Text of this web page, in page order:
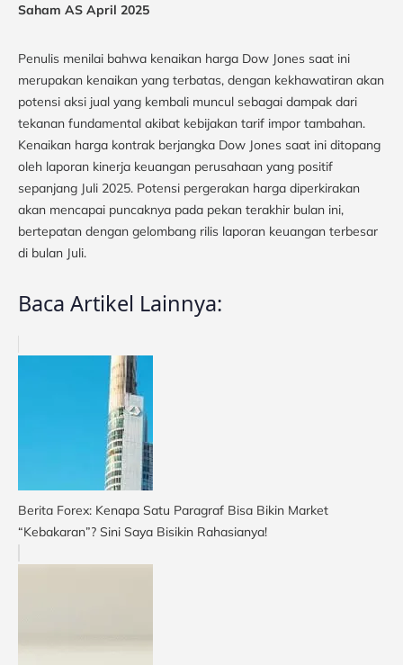
Saham AS April 2025
Penulis menilai bahwa kenaikan harga Dow Jones saat ini
merupakan kenaikan yang terbatas, dengan kekhawatiran akan
potensi aksi jual yang kembali muncul sebagai dampak dari
tekanan fundamental akibat kebijakan tarif impor tambahan.
Kenaikan harga kontrak berjangka Dow Jones saat ini ditopang
oleh laporan kinerja keuangan perusahaan yang positif
sepanjang Juli 2025. Potensi pergerakan harga diperkirakan
akan mencapai puncaknya pada pekan terakhir bulan ini,
bertepatan dengan gelombang rilis laporan keuangan terbesar
di bulan Juli.
Baca Artikel Lainnya:
Berita Forex: Kenapa Satu Paragraf Bisa Bikin Market
“Kebakaran”? Sini Saya Bisikin Rahasianya!